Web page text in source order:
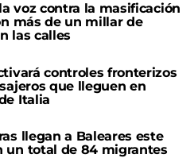
voz contra la masificación
más de un millar de
las calles
controles fronterizos
que lleguen en
Italia
llegan a Baleares este
un total de 84 migrantes